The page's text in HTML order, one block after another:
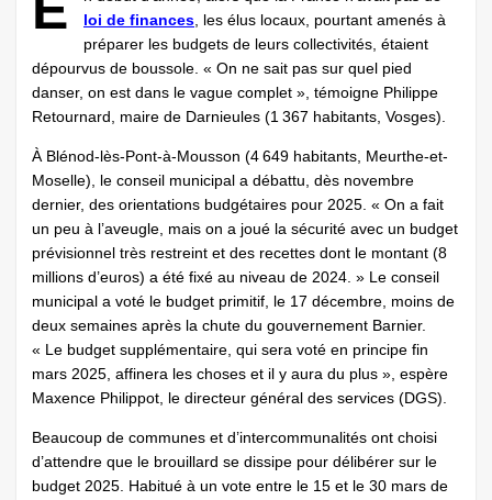
loi de finances, les élus locaux, pourtant amenés à
préparer les budgets de leurs collectivités, étaient
dépourvus de boussole. « On ne sait pas sur quel pied
danser, on est dans le vague complet », témoigne ­Philippe
Retournard, maire de Darnieules (1 367 habitants, Vosges).
À Blénod-lès-Pont-à-Mousson (4 649 habitants, Meurthe-et-
Moselle), le conseil municipal a débattu, dès novembre
dernier, des orientations budgétaires pour 2025. « On a fait
un peu à l’aveugle, mais on a joué la sécurité avec un budget
prévisionnel très restreint et des recettes dont le montant (8
millions d’euros) a été fixé au niveau de 2024. » Le conseil
municipal a voté le budget primitif, le 17 décembre, moins de
deux semaines après la chute du gouvernement Barnier.
« Le budget supplémentaire, qui sera voté en principe fin
mars 2025, affinera les choses et il y aura du plus », espère
Maxence Philippot, le directeur général des services (DGS).
Beaucoup de communes et d’intercommunalités ont choisi
d’attendre que le brouillard se dissipe pour délibérer sur le
budget 2025. Habitué à un vote entre le 15 et le 30 mars de